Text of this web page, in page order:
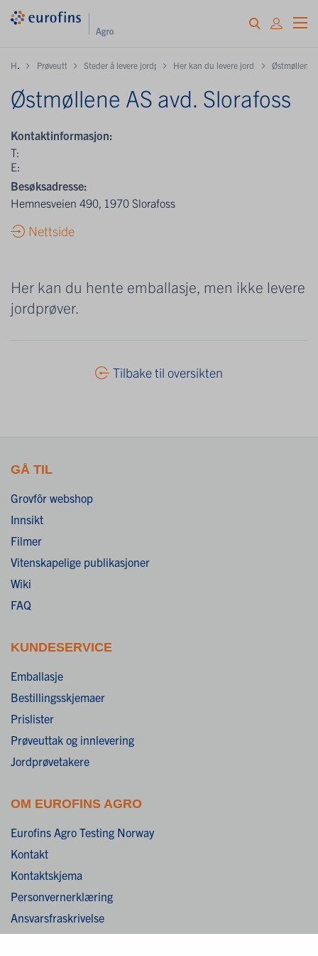
H
ome Prøveuttak og innleveringSteder å levere jordprøver samt hente gratis emballasje
Her kan du levere jordprøver og / eller
Østmøllene
Østmøllene AS avd. Slorafoss
Kontaktinformasjon:
T:
E:
Besøksadresse:
Hemnesveien 490, 1970 Slorafoss
Nettside
Her kan du hente emballasje, men ikke levere
jordprøver.
Tilbake til oversikten
GÅ TIL
Grovfôr webshop
Innsikt
Filmer
Vitenskapelige publikasjoner
Wiki
FAQ
KUNDESERVICE
Emballasje
Bestillingsskjemaer
Prislister
Prøveuttak og innlevering
Jordprøvetakere
OM EUROFINS AGRO
Eurofins Agro Testing Norway
Kontakt
Kontaktskjema
Personvernerklæring
Ansvarsfraskrivelse
Cookies